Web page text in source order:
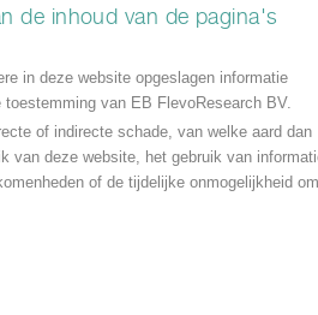
de inhoud van de pagina's
in deze website opgeslagen informatie
van EB FlevoResearch BV.
of indirecte schade, van welke aard dan
van deze website, het gebruik van
of de tijdelijke onmogelijkheid om